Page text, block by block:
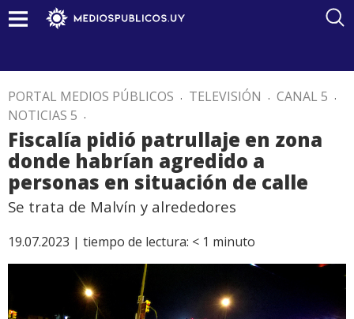
PORTAL MEDIOS PÚBLICOS . TELEVISIÓN . CANAL 5 .
NOTICIAS 5 .
Fiscalía pidió patrullaje en zona
donde habrían agredido a
personas en situación de calle
Se trata de Malvín y alrededores
19.07.2023 | tiempo de lectura: < 1 minuto